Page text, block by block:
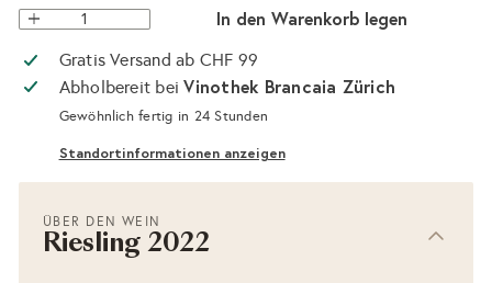
In den Warenkorb legen
Gratis Versand ab CHF 99
Abholbereit beiVinothek Brancaia Zürich
Gewöhnlich fertig in 24 Stunden
Standortinformationen anzeigen
ÜBER DEN WEIN
Riesling 2022